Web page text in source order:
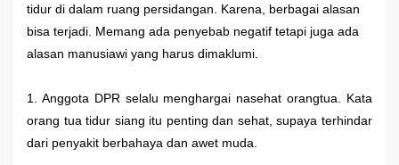
tidur di dalam ruang persidangan. Karena, berbagai alasan
bisa terjadi. Memang ada penyebab negatif tetapi juga ada
alasan manusiawi yang harus dimaklumi.
1. Anggota DPR selalu menghargai nasehat orangtua. Kata
orang tua tidur siang itu penting dan sehat, supaya terhindar
dari penyakit berbahaya dan awet muda.